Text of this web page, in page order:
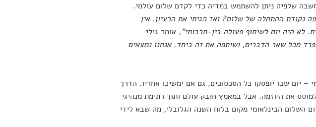
שלפיה ניתן להשתמש במדיה כדי לקדם שלום עולמי.
נקודת ההתחלה של שלום? ואז הגיתי את הרעיון. אין
לא היה יום לשיתוף פעולה בין-תרבותי", אומר גילי
מכל שאר הדברים, ושיתפה את זה ביחד. אנחנו נמצאים
– יום שבו יופסקו כל הסכסוכים, גם אם ימשיכו אחריו. הדרך
את היוזמה. אבל במאמץ חובק עולם ותוך רתימת מנהיגי
השלום הבינלאומי מקום בלוח השנה הגלובלי, מה שבא לידי